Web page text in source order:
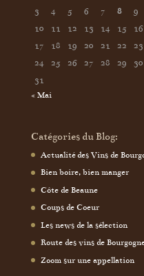
3
4 5 6 7 8
9
10
11 12 13 14 15
16
17
18 19 20 21 22
23
24
25 26 27 28 29
30
31
« Mai
Catégories du Blog:
Actualité des Vins de
Bien boire, bien manger
Côte de Beaune
Coups de Coeur
Les news de la sélection
Route des vins de
Zoom sur une appellation